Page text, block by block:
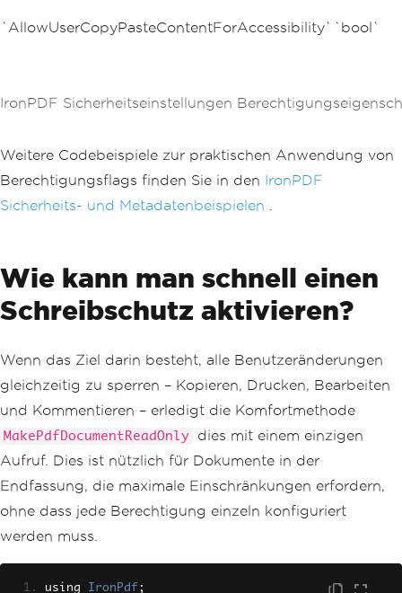
IronPDF Sicherheitseinstellungen
`AllowUserCopyPasteContentForAccessibility` `bool`
Weitere Codebeispiele zur praktischen Anwendung von
Berechtigungsflags finden Sie in den IronPDF
Sicherheits- und Metadatenbeispielen
Wie kann man schnell einen
Schreibschutz aktivieren?
Wenn das Ziel darin besteht, alle Benutzeränderungen
gleichzeitig zu sperren – Kopieren, Drucken, Bearbeiten
und Kommentieren – erledigt die Komfortmethode
MakePdfDocumentReadOnly
dies mit einem einzigen
Aufruf. Dies ist nützlich für Dokumente in der
Endfassung, die maximale Einschränkungen erfordern,
ohne dass jede Berechtigung einzeln konfiguriert
werden muss.
using IronPdf ;